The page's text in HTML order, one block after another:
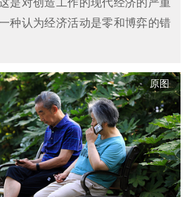
种认为经济活动是零和博弈的错
原图